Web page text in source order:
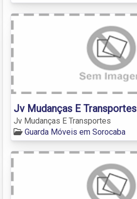
Jv Mudanças E Transportes
Jv Mudanças E Transportes
Guarda Móveis em Sorocaba